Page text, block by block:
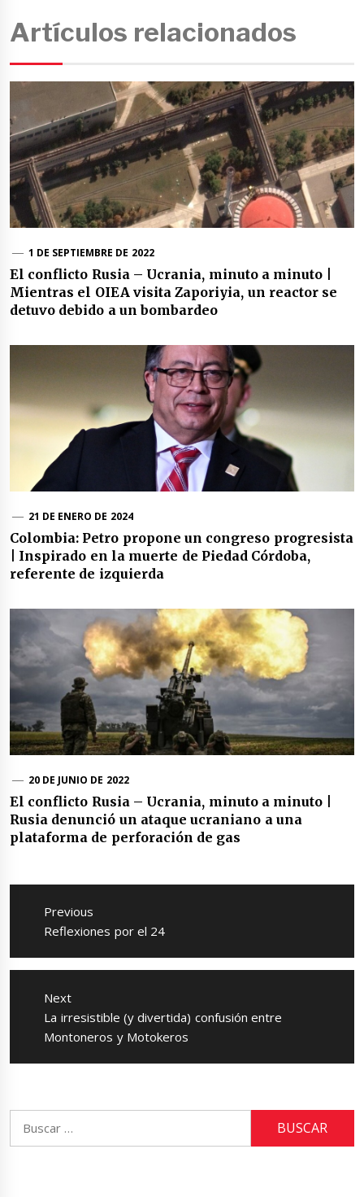
Artículos relacionados
1 DE SEPTIEMBRE DE 2022
El conflicto Rusia – Ucrania, minuto a minuto |
Mientras el OIEA visita Zaporiyia, un reactor se
detuvo debido a un bombardeo
21 DE ENERO DE 2024
Colombia: Petro propone un congreso progresista
| Inspirado en la muerte de Piedad Córdoba,
referente de izquierda
20 DE JUNIO DE 2022
El conflicto Rusia – Ucrania, minuto a minuto |
Rusia denunció un ataque ucraniano a una
plataforma de perforación de gas
Navegación
entradas
Previous
Previous
Reflexiones por el 24
Next
Next
post:
La irresistible (y divertida) confusión entre
Montoneros y Motokeros